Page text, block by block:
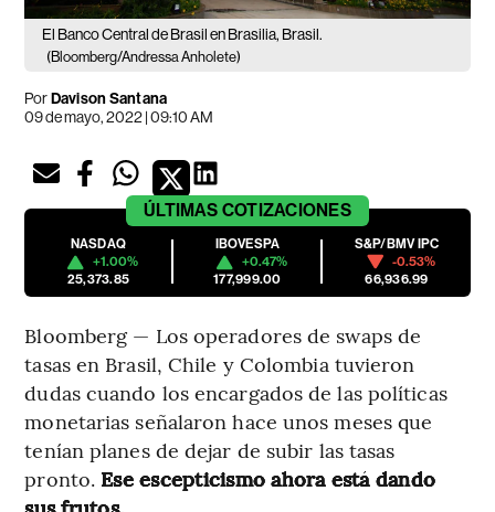
El Banco Central de Brasil en Brasilia, Brasil.
(Bloomberg/Andressa Anholete)
PorDavison Santana
09 de mayo, 2022 | 09:10 AM
ÚLTIMAS COTIZACIONES
NASDAQ
+1.00%
25,373.85
IBOVESPA
+0.47%
177,999.00
S&P/BMV IPC
-0.53%
66,936.99
Bloomberg — Los operadores de swaps de
tasas en Brasil, Chile y Colombia tuvieron
dudas cuando los encargados de las políticas
monetarias señalaron hace unos meses que
tenían planes de dejar de subir las tasas
pronto. Ese escepticismo ahora está dando